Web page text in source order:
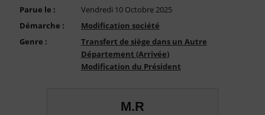
Parue le :
Vendredi 10 Octobre 2025
Démarche :
Modification société
Genre :
Transfert de siège dans un Autre
Département (Arrivée)
Modification du Président
M.R